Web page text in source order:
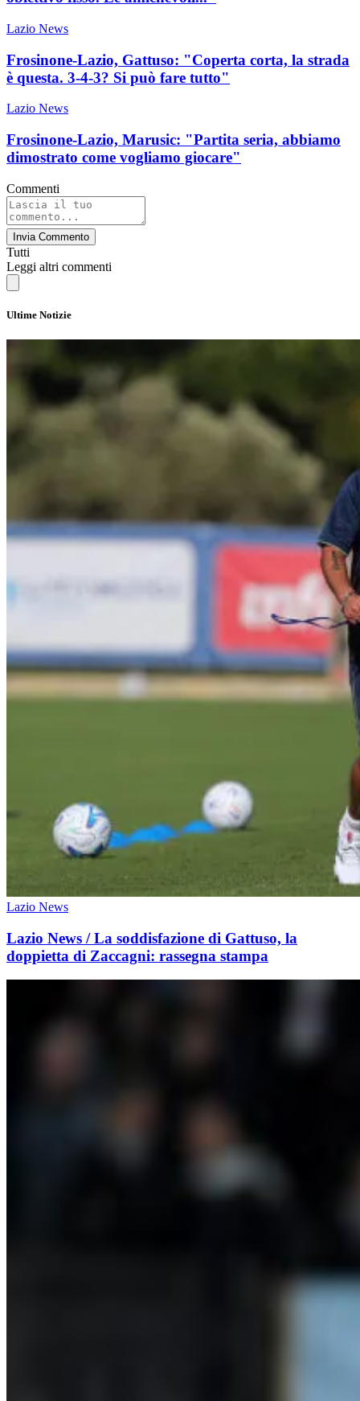
Lazio News
Frosinone-Lazio, Gattuso: "Coperta corta, la strada
è questa. 3-4-3? Si può fare tutto"
Lazio News
Frosinone-Lazio, Marusic: "Partita seria, abbiamo
dimostrato come vogliamo giocare"
Commenti
Invia Commento
Tutti
Leggi altri commenti
Ultime Notizie
Lazio News
Lazio News / La soddisfazione di Gattuso, la
doppietta di Zaccagni: rassegna stampa